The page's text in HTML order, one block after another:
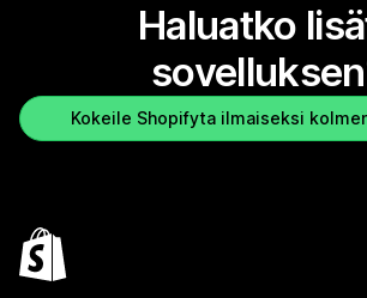
Haluatko
Kokeile Shopifyta ilmaiseksi